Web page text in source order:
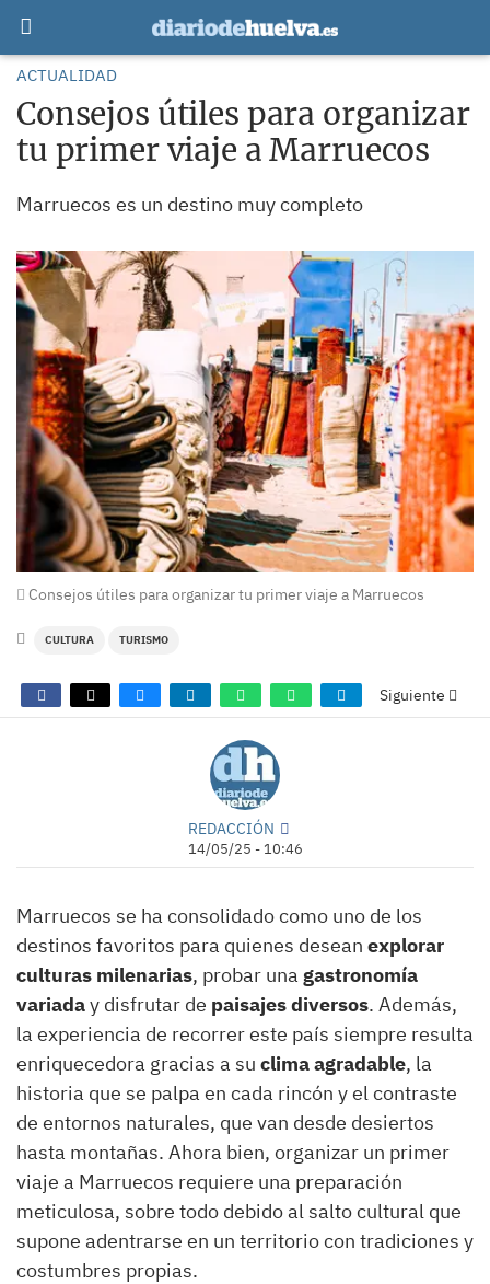
ACTUALIDAD
Consejos útiles para organizar
tu primer viaje a Marruecos
Marruecos es un destino muy completo
Consejos útiles para organizar tu primer viaje a Marruecos
CULTURA TURISMO
Siguiente
REDACCIÓN
14/05/25 - 10:46
Marruecos se ha consolidado como uno de los
destinos favoritos para quienes desean explorar
culturas milenarias, probar una gastronomía
variaday disfrutar de paisajes diversos. Además,
la experiencia de recorrer este país siempre resulta
enriquecedora gracias a su clima agradable, la
historia que se palpa en cada rincón y el contraste
de entornos naturales, que van desde desiertos
hasta montañas. Ahora bien, organizar un primer
viaje a Marruecos requiere una preparación
meticulosa, sobre todo debido al salto cultural que
supone adentrarse en un territorio con tradiciones y
costumbres propias.